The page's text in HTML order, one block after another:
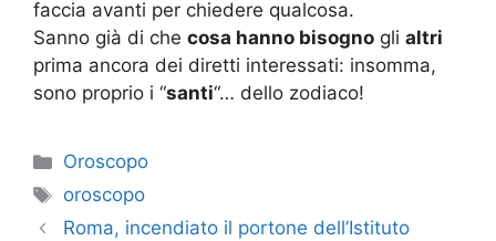
faccia avanti per chiedere qualcosa.
Sanno già di che cosa hanno bisogno gli altri
prima ancora dei diretti interessati: insomma,
sono proprio i “santi“… dello zodiaco!
Categorie
Oroscopo
Tag
oroscopo
Roma, incendiato il portone dell’Istituto